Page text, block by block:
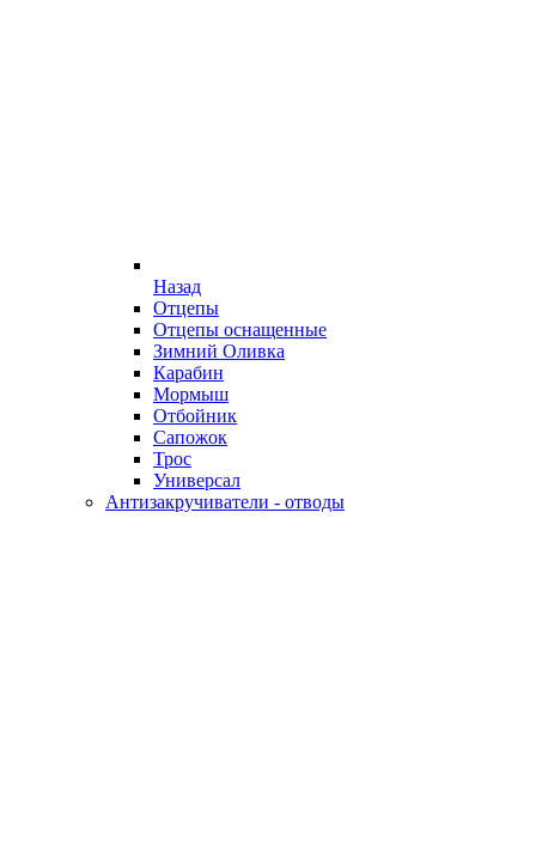
Назад
Отцепы
Отцепы оснащенные
Зимний Оливка
Карабин
Мормыш
Отбойник
Сапожок
Трос
Универсал
Антизакручиватели - отводы